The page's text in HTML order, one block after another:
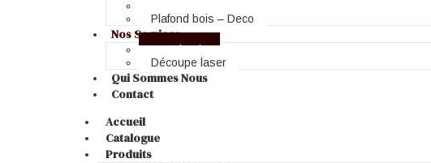
Plafond bois – Deco
Nos Services
Menuiserie
Découpe laser
Qui Sommes Nous
Contact
Accueil
Catalogue
Produits